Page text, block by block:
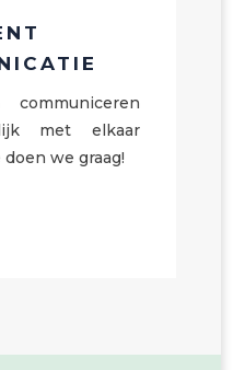
met elkaar
we graag!